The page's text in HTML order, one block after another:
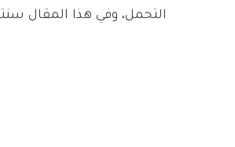
التحمل، وفي هذا المقال